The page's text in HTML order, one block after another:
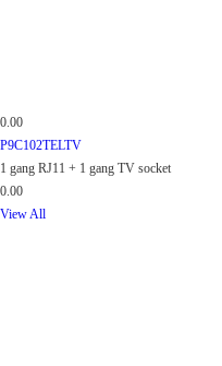
0.00
P9C102TELTV
1 gang RJ11 + 1 gang TV socket
0.00
View All